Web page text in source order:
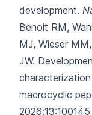
development.
Benoit RM,
MJ, Wieser MM,
JW.
macrocyclic
2026;13:100145